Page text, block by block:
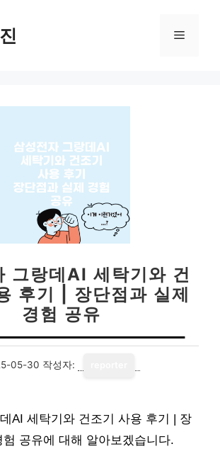
메
그랑데AI 세탁기와 건
후기 | 장단점과 실제
경험 공유
05-30 작성자:
AI 세탁기와 건조기 사용 후기 | 장
공유에 대해 알아보겠습니다.